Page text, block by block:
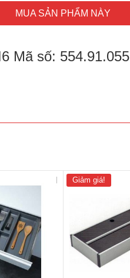
MUA SẢN PHẨM NÀY
Mã số: 554.91.055
Giảm giá!